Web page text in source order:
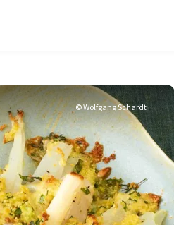
© Wolfgang Schardt